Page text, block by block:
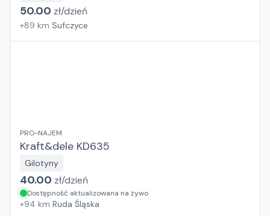
50.00 zł/dzień
+89 km Sufczyce
PRO-NAJEM
Kraft&dele KD635
Gilotyny
40.00 zł/dzień
Dostępność aktualizowana na żywo
+94 km Ruda Śląska